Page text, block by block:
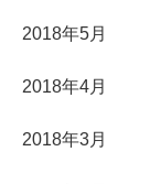
2018年5月
2018年4月
2018年3月